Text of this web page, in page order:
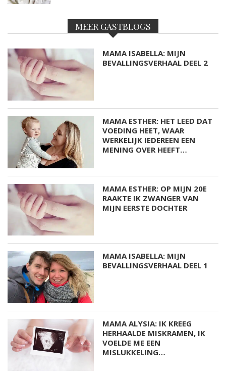
MEER GASTBLOGS
MAMA ISABELLA: MIJN
BEVALLINGSVERHAAL DEEL 2
MAMA ESTHER: HET LEED DAT
VOEDING HEET, WAAR
WERKELIJK IEDEREEN EEN
MENING OVER HEEFT…
MAMA ESTHER: OP MIJN 20E
RAAKTE IK ZWANGER VAN
MIJN EERSTE DOCHTER
MAMA ISABELLA: MIJN
BEVALLINGSVERHAAL DEEL 1
MAMA ALYSIA: IK KREEG
HERHAALDE MISKRAMEN, IK
VOELDE ME EEN
MISLUKKELING…